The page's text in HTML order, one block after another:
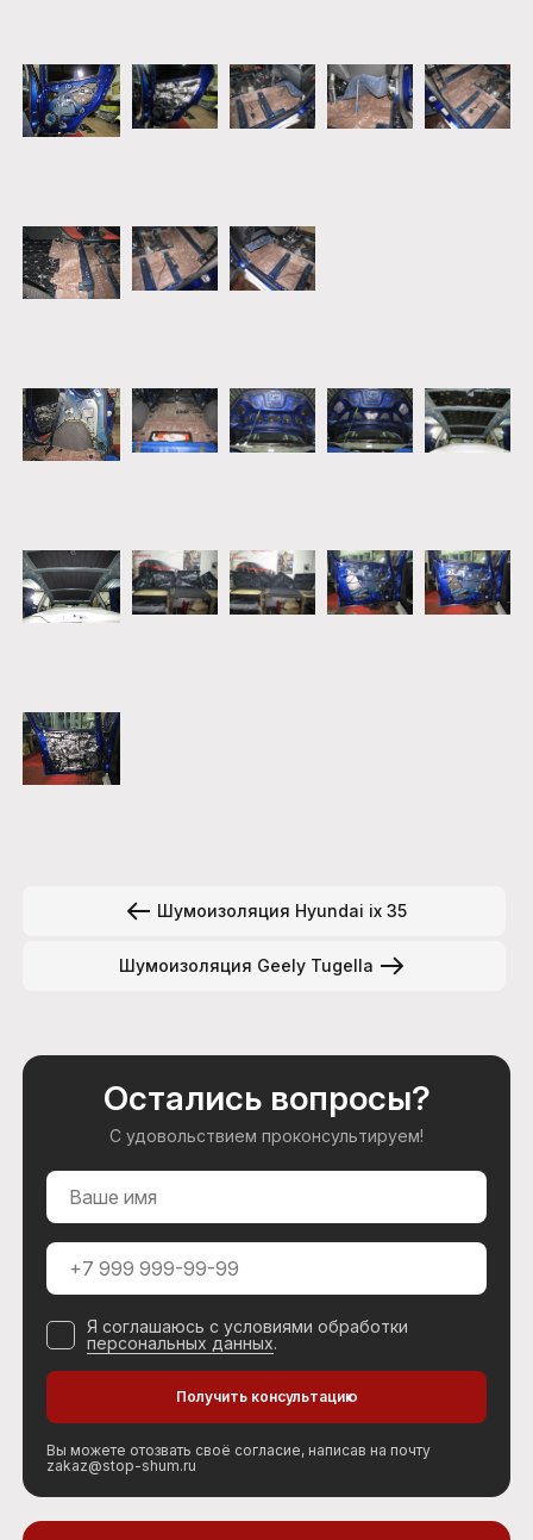
Шумоизоляция Hyundai ix 35
Шумоизоляция Geely Tugella
Остались вопросы?
С удовольствием проконсультируем!
Я соглашаюсь с условиями обработки
персональных данных.
Вы можете отозвать своё согласие, написав на почту
zakaz@stop-shum.ru